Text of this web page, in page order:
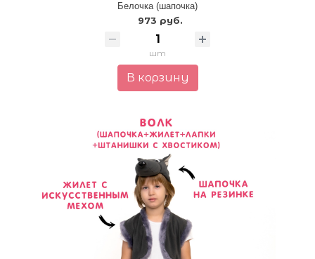
Белочка (шапочка)
973 руб.
шт
В корзину